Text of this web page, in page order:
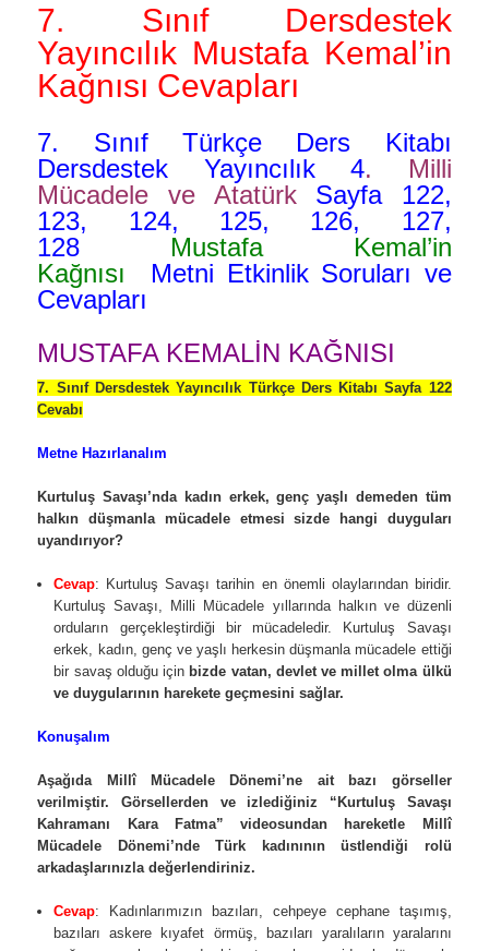
7. Sınıf Dersdestek
Yayıncılık Mustafa Kemal’in
Kağnısı Cevapları
7. Sınıf Türkçe Ders Kitabı
Dersdestek Yayıncılık 4. Milli
Mücadele ve Atatürk Sayfa 122,
123, 124, 125, 126, 127,
128 Mustafa Kemal’in
Kağnısı
Metni Etkinlik Soruları ve
Cevapları
MUSTAFA KEMALİN KAĞNISI
7. Sınıf Dersdestek Yayıncılık Türkçe Ders Kitabı Sayfa 122
Cevabı
Metne Hazırlanalım
Kurtuluş Savaşı’nda kadın erkek, genç yaşlı demeden tüm
halkın düşmanla mücadele etmesi sizde hangi duyguları
uyandırıyor?
Cevap: Kurtuluş Savaşı tarihin en önemli olaylarından biridir.
Kurtuluş Savaşı, Milli Mücadele yıllarında halkın ve düzenli
orduların gerçekleştirdiği bir mücadeledir. Kurtuluş Savaşı
erkek, kadın, genç ve yaşlı herkesin düşmanla mücadele ettiği
bir savaş olduğu için bizde vatan, devlet ve millet olma ülkü
ve duygularının harekete geçmesini sağlar.
Konuşalım
Aşağıda Millî Mücadele Dönemi’ne ait bazı görseller
verilmiştir. Görsellerden ve izlediğiniz “Kurtuluş Savaşı
Kahramanı Kara Fatma” videosundan hareketle Millî
Mücadele Dönemi’nde Türk kadınının üstlendiği rolü
arkadaşlarınızla değerlendiriniz.
Cevap: Kadınlarımızın bazıları, cehpeye cephane taşımış,
bazıları askere kıyafet örmüş, bazıları yaralıların yaralarını